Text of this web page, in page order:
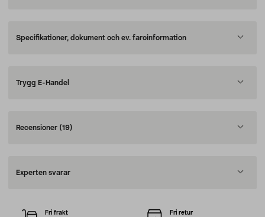
Specifikationer, dokument och ev. faroinformation
Trygg E-Handel
Recensioner (19)
Experten svarar
Fri frakt Fri retur